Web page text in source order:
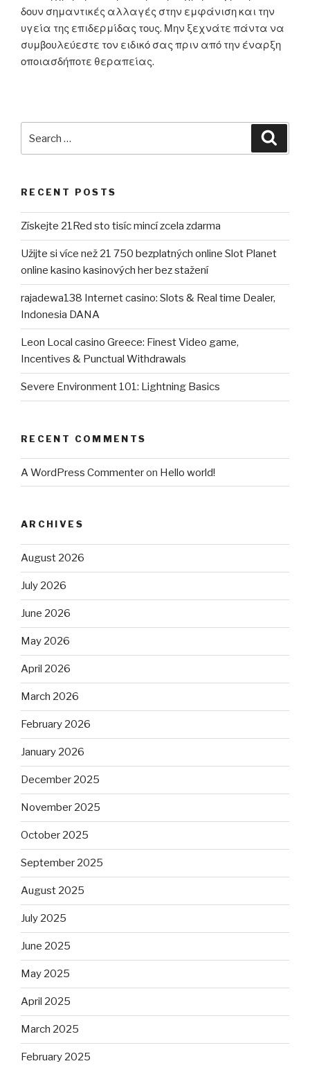
δουν σημαντικές αλλαγές στην εμφάνιση και την
υγεία της επιδερμίδας τους. Μην ξεχνάτε πάντα να
συμβουλεύεστε τον ειδικό σας πριν από την έναρξη
οποιασδήποτε θεραπείας.
RECENT POSTS
Získejte 21Red sto tisíc mincí zcela zdarma
Užijte si více než 21 750 bezplatných online Slot Planet
online kasino kasinových her bez stažení
rajadewa138 Internet casino: Slots & Real time Dealer,
Indonesia DANA
Leon Local casino Greece: Finest Video game,
Incentives & Punctual Withdrawals
Severe Environment 101: Lightning Basics
RECENT COMMENTS
A WordPress Commenteron Hello world!
ARCHIVES
August 2026
July 2026
June 2026
May 2026
April 2026
March 2026
February 2026
January 2026
December 2025
November 2025
October 2025
September 2025
August 2025
July 2025
June 2025
May 2025
April 2025
March 2025
February 2025